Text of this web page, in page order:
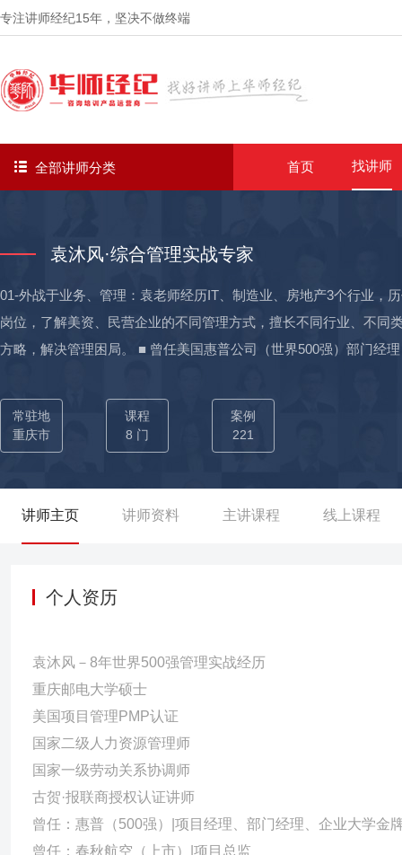
专注讲师经纪15年 ，坚决不做终端
全部讲师分类 首页 找讲师
袁沐风·综合管理实战专家
01-外战于业务、管理：袁老师经历IT、制造业、房地产3个行业，
岗位，了解美资、民营企业的不同管理方式，擅长不同行业、不同
方略，解决管理困局。 ■ 曾任美国惠普公司（世界500强）部门经
团队成功交付香港UCAN项目，实现1000+万营收，项目营收位列
建与扩大互联网产品开发团队中，通过沟通提升技能、执行力构
管理成长计划，培养他们从成为项目团队管理者，总团队规模2年
实战经验，研发管理课程培训，为企业培养了众多管理人才。曾
→曾为宏立城集团规划多个人才培养项目：【后备人才梯队、新
增长。
常驻地
重庆市
课程
8 门
案例
221
讲师主页 讲师资料 主讲课程 线上课程
个人资历
袁沐风－8年世界500强管理实战经历
重庆邮电大学硕士
美国项目管理PMP认证
国家二级人力资源管理师
国家一级劳动关系协调师
古贺·报联商授权认证讲师
曾任：惠普（500强）|项目经理、部门经理、企业大学金
曾任：春秋航空（上市）|项目总监